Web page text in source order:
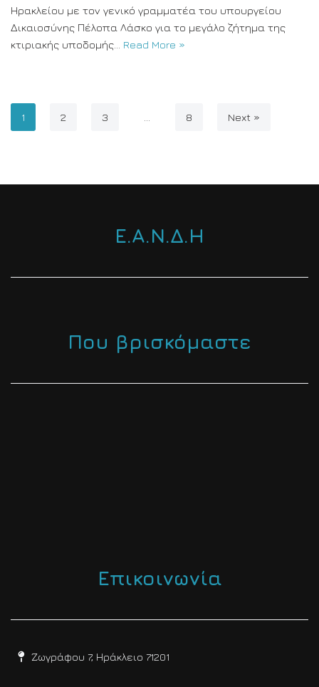
Ηρακλείου με τον γενικό γραμματέα του υπουργείου
Δικαιοσύνης Πέλοπα Λάσκο για το μεγάλο ζήτημα της
κτιριακής υποδομής… Read More »
1 2 3 8 Next »
Ε.Α.Ν.Δ.Η
Που βρισκόμαστε
Επικοινωνία
Ζωγράφου 7, Ηράκλειο 71201